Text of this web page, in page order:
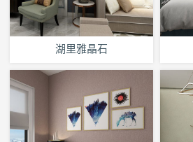
湖里雅晶石